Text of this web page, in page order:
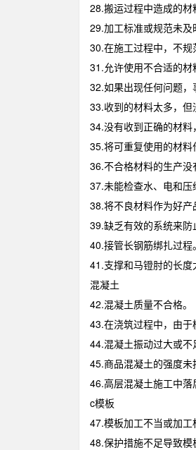
28.搬运过程中造成的材
29.加工标准或规范未
30.在施工过程中，不规
31.允许使用不合适的材
32.如果出现任何问题
33.收到的材料太多，但
34.没有收到正确的材料
35.将可重复使用的材料
36.不合格材料的生产没
37.未能检查水、电和
38.将不良材料作为好产
39.缺乏有效的系统来防
40.接管长钢筋绑扎过程。
41.支撑和马镫肘的长度
混凝土
42.混凝土质量不合格。
43.在浇筑过程中，由
44.混凝土振动过大或不
45.商品混凝土的强度未
46.高层混凝土施工中落
c模板
47.模板加工不当或加工
48.保护措施不足导致模